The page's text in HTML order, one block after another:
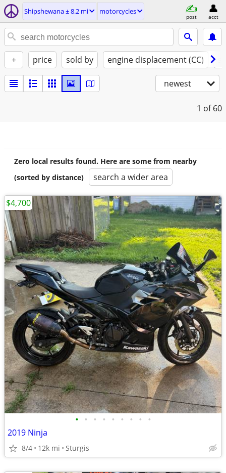
Shipshewana ± 8.2 mi motorcycles
post acct
+ price sold by engine displacement (CC)
newest
1 of 60
Zero local results found. Here are some from nearby
(sorted by distance)
search a wider area
• • • • • • • • •
2019 Ninja
8/4 12k mi Sturgis
$4,700